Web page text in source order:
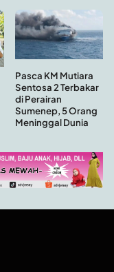
Pasca KM Mutiara
Sentosa 2 Terbakar
di Perairan
Sumenep, 5 Orang
Meninggal Dunia